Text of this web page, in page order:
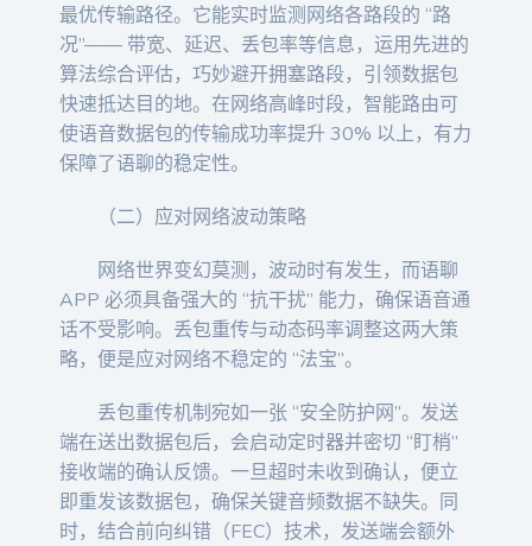
最优传输路径。它能实时监测网络各路段的 “路
况”—— 带宽、延迟、丢包率等信息，运用先进的
算法综合评估，巧妙避开拥塞路段，引领数据包
快速抵达目的地。在网络高峰时段，智能路由可
使语音数据包的传输成功率提升 30% 以上，有力
保障了语聊的稳定性。
（二）应对网络波动策略
网络世界变幻莫测，波动时有发生，而语聊
APP 必须具备强大的 “抗干扰” 能力，确保语音通
话不受影响。丢包重传与动态码率调整这两大策
略，便是应对网络不稳定的 “法宝”。
丢包重传机制宛如一张 “安全防护网”。发送
端在送出数据包后，会启动定时器并密切 “盯梢”
接收端的确认反馈。一旦超时未收到确认，便立
即重发该数据包，确保关键音频数据不缺失。同
时，结合前向纠错（FEC）技术，发送端会额外